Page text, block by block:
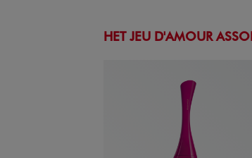
HET JEU D'AMOUR